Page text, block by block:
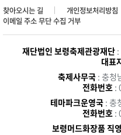
찾아오시는 길 개인정보처리방침
이메일 주소 무단 수집 거부
재단법인 보령축제관광재단
대표
축제사무국 : 충청
전화번호 :
테마파크운영국 : 충
전화번호 :
보령머드화장품 직